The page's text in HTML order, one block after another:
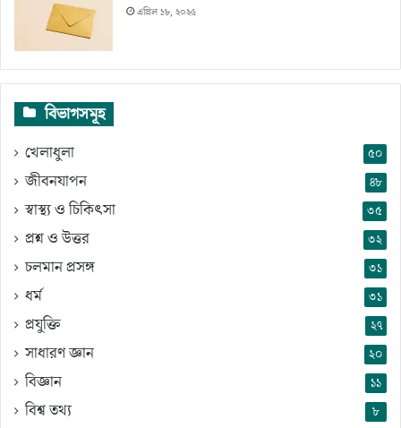
এপ্রিল ১৮, ২০২৫
বিভাগসমূহ
খেলাধুলা ৫০
জীবনযাপন ৪৮
স্বাস্থ্য ও চিকিৎসা ৩৫
প্রশ্ন ও উত্তর ৩২
চলমান প্রসঙ্গ ৩১
ধর্ম ৩১
প্রযুক্তি ২৭
সাধারণ জ্ঞান ২০
বিজ্ঞান ১১
বিশ্ব তথ্য ৮